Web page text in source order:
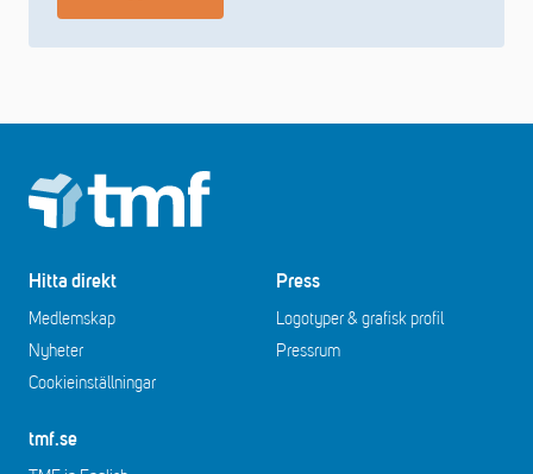
Footer
Hitta direkt
Medlemskap
Nyheter
Cookieinställningar
Press
Logotyper & grafisk profil
Pressrum
tmf.se